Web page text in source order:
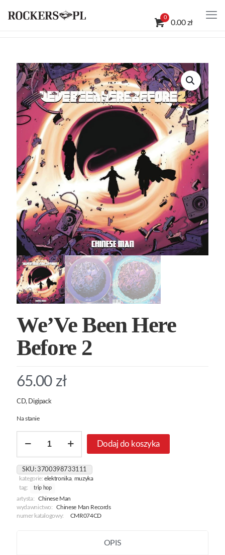
0
0.00 zł
We’Ve Been Here
Before 2
65.00 zł
CD, Digipack
Na stanie
We’Ve
Here
Before
Dodaj do koszyka
SKU:3700398733111
kategorie:elektronika, muzyka
tag:
trip hop
artysta:
Chinese Man
wydawnictwo:
Chinese Man Records
numer katalogowy:
CMR074CD
OPIS